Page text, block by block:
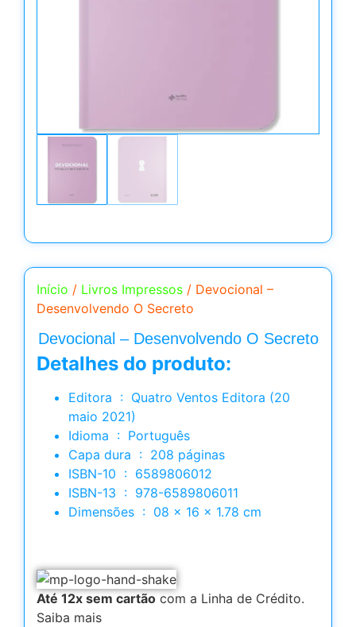
Início / Livros Impressos / Devocional –
Desenvolvendo O Secreto
Devocional – Desenvolvendo O Secreto
Detalhes do produto:
Editora ‏ : ‎ Quatro Ventos Editora (20
maio 2021)
Idioma ‏ : ‎ Português
Capa dura ‏ : ‎ 208 páginas
ISBN-10 ‏ : ‎ 6589806012
ISBN-13 ‏ : ‎ 978-6589806011
Dimensões ‏ : ‎ 08 x 16 x 1.78 cm
Até 12x sem cartão com a Linha de Crédito.
Saiba mais